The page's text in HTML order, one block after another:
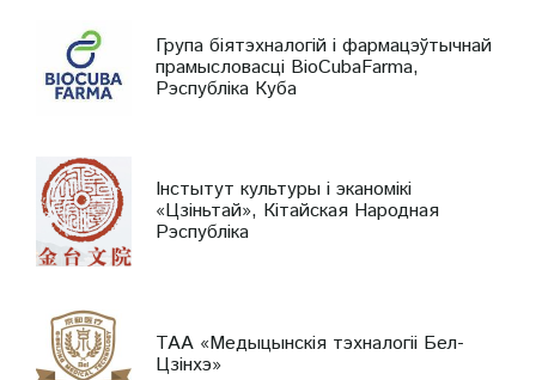
Група біятэхналогій і фармацэўтычнай
прамысловасці BioCubaFarma,
Рэспубліка Куба
Інстытут культуры і эканомікі
«Цзіньтай», Кітайская Народная
Рэспубліка
ТАА «Медыцынскія тэхналогіі Бел-
Цзінхэ»